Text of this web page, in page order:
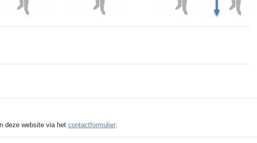
deze website via het contactformulier.